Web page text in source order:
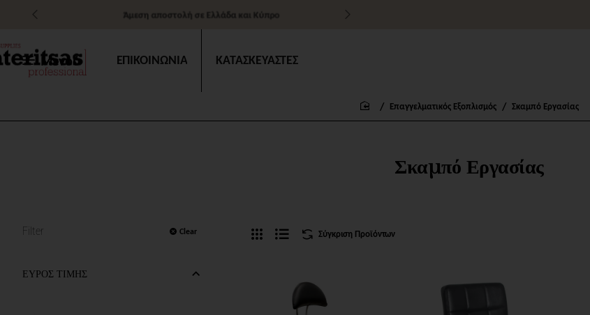
Άμεση αποστολή σε Ελλάδα και Κύπρο
Μενού ΕΠΙΚΟΙΝΩΝΙΑ ΚΑΤΑΣΚΕΥΑΣΤΕΣ
Σκαμπό Εργασίας
Επαγγελματικός Εξοπλισμός Σκαμπό Εργασίας
Filter Clear
ΕΥΡΟΣ ΤΙΜΗΣ
Σύγκριση Προϊόντων